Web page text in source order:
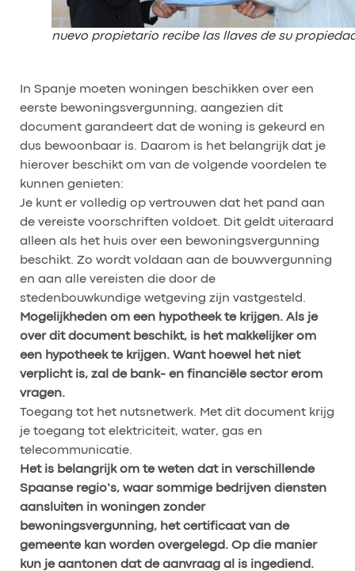
nuevo propietario recibe las llaves de su
In Spanje moeten woningen beschikken over een
eerste bewoningsvergunning, aangezien dit
document garandeert dat de woning is gekeurd en
dus bewoonbaar is. Daarom is het belangrijk dat je
hierover beschikt om van de volgende voordelen te
kunnen genieten:
Je kunt er volledig op vertrouwen dat het pand aan
de vereiste voorschriften voldoet. Dit geldt uiteraard
alleen als het huis over een bewoningsvergunning
beschikt. Zo wordt voldaan aan de bouwvergunning
en aan alle vereisten die door de
stedenbouwkundige wetgeving zijn vastgesteld.
Mogelijkheden om een hypotheek te krijgen. Als je
over dit document beschikt, is het makkelijker om
een hypotheek te krijgen. Want hoewel het niet
verplicht is, zal de bank- en financiële sector erom
vragen.
Toegang tot het nutsnetwerk. Met dit document krijg
je toegang tot elektriciteit, water, gas en
telecommunicatie.
Het is belangrijk om te weten dat in verschillende
Spaanse regio’s, waar sommige bedrijven diensten
aansluiten in woningen zonder
bewoningsvergunning, het certificaat van de
gemeente kan worden overgelegd. Op die manier
kun je aantonen dat de aanvraag al is ingediend.